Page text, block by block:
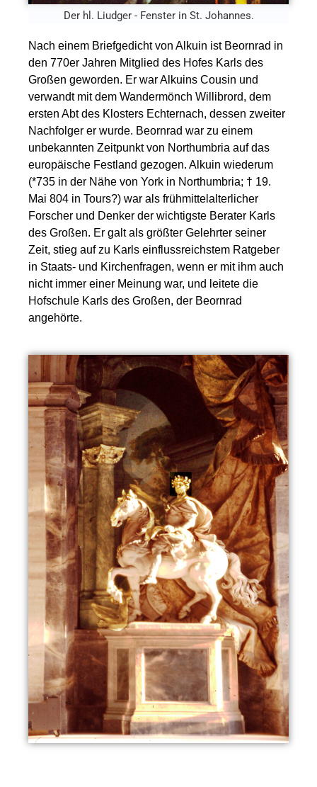
Der hl. Liudger - Fenster in St. Johannes.
Nach einem Briefgedicht von Alkuin ist Beornrad in
den 770er Jahren Mitglied des Hofes Karls des
Großen geworden. Er war Alkuins Cousin und
verwandt mit dem Wandermönch Willibrord, dem
ersten Abt des Klosters Echternach, dessen zweiter
Nachfolger er wurde. Beornrad war zu einem
unbekannten Zeitpunkt von Northumbria auf das
europäische Festland gezogen. Alkuin wiederum
(*735 in der Nähe von York in Northumbria; † 19.
Mai 804 in Tours?) war als frühmittelalterlicher
Forscher und Denker der wichtigste Berater Karls
des Großen. Er galt als größter Gelehrter seiner
Zeit, stieg auf zu Karls einflussreichstem Ratgeber
in Staats- und Kirchenfragen, wenn er mit ihm auch
nicht immer einer Meinung war, und leitete die
Hofschule Karls des Großen, der Beornrad
angehörte.